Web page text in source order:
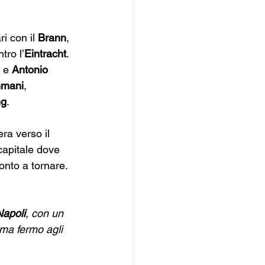
con il Brann,
l’Eintracht.
e Antonio
,
.
verso il
dove
a tornare.
, con un
fermo agli